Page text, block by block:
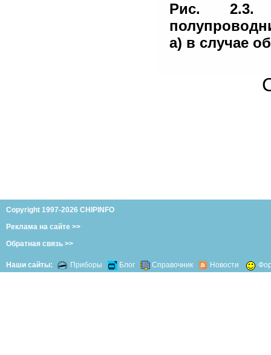
Рис. 2.3.
а) в случае
Copyright 1997-2026 CHIPINFO
Реклама на сайте >>
Обратная связь >>
Наши сайты: Приборы Блог Справочник Новости